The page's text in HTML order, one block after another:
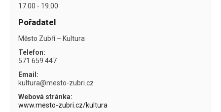
17.00 - 19.00
Pořadatel
Město Zubří – Kultura
Telefon:
571 659 447
Email:
kultura@mesto-zubri.cz
Webová stránka:
www.mesto-zubri.cz/kultura